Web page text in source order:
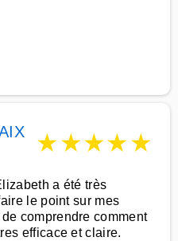
★★★★★
a été très
le point sur mes
comprendre comment
efficace et claire.